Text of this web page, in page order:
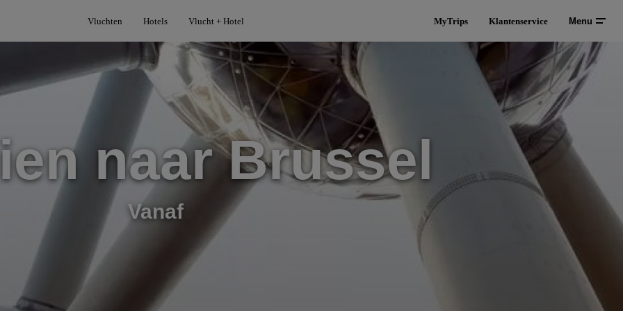
Vluchten Hotels Vlucht + Hotel MyTrips Klantenservice Menu
naar Brussel
Vanaf